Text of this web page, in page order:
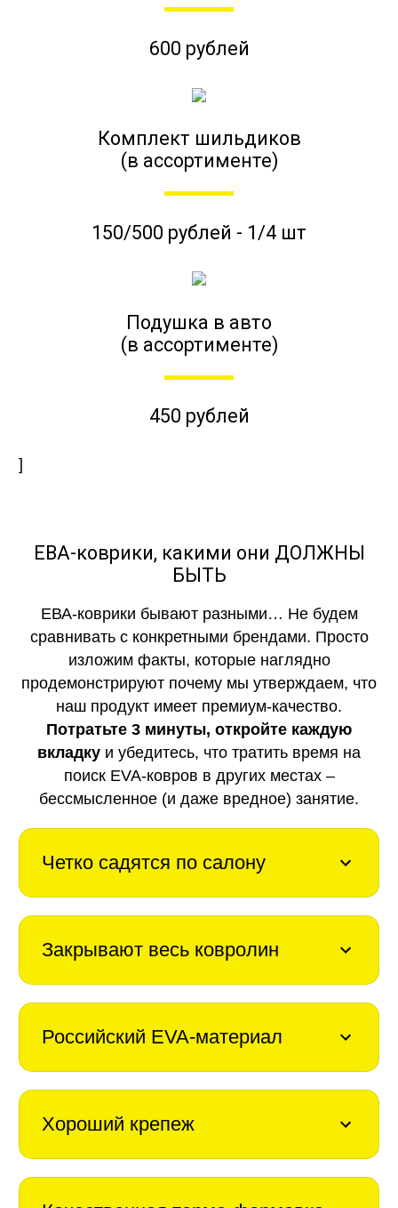
600 рублей
Комплект шильдиков
(в ассортименте)
150/500 рублей - 1/4 шт
Подушка в авто
(в ассортименте)
450 рублей
]
ЕВА-коврики, какими они ДОЛЖНЫ
БЫТЬ
ЕВА-коврики бывают разными… Не будем
сравнивать с конкретными брендами. Просто
изложим факты, которые наглядно
продемонстрируют почему мы утверждаем, что
наш продукт имеет премиум-качество.
Потратьте 3 минуты, откройте каждую
вкладку и убедитесь, что тратить время на
поиск EVA-ковров в других местах –
бессмысленное (и даже вредное) занятие.
Четко садятся по салону
Закрывают весь ковролин
Российский EVA-материал
Хороший крепеж